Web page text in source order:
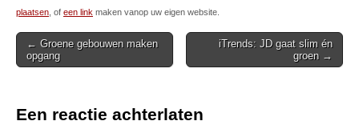
plaatsen , of een link maken vanop uw eigen website.
Post
navigation
← Groene gebouwen maken
opgang
iTrends: JD gaat slim én
groen →
Een reactie achterlaten